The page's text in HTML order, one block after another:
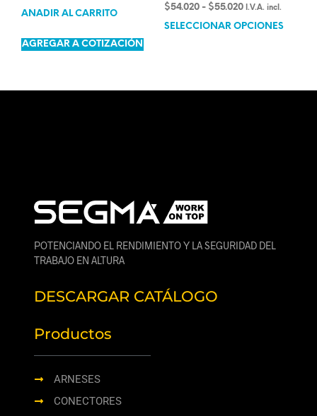
AÑADIR AL CARRITO
AGREGAR A COTIZACIÓN
$54.020 - $55.020 I.V.A. incl.
SELECCIONAR OPCIONES
POTENCIANDO EL RENDIMIENTO Y LA SEGURIDAD DEL
TRABAJO EN ALTURA
DESCARGAR CATÁLOGO
Productos
ARNESES
CONECTORES